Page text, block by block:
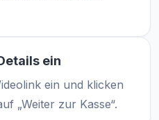
ein
ein und klicken
„Weiter zur Kasse“.